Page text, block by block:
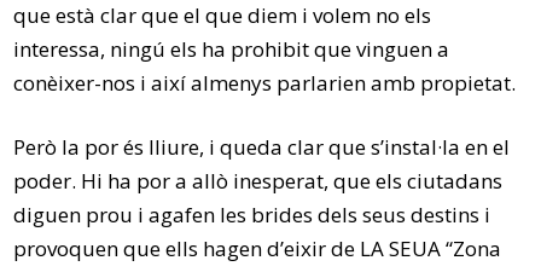
que està clar que el que diem i volem no els
interessa, ningú els ha prohibit que vinguen a
conèixer-nos i així almenys parlarien amb propietat.
Però la por és lliure, i queda clar que s’instal·la en el
poder. Hi ha por a allò inesperat, que els ciutadans
diguen prou i agafen les brides dels seus destins i
provoquen que ells hagen d’eixir de LA SEUA“Zona